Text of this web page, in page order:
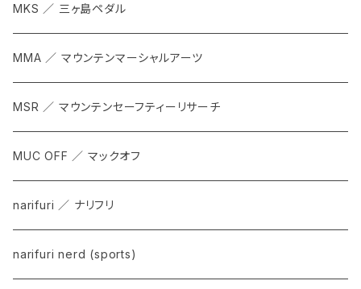
MKS ／ 三ヶ島ペダル
MMA ／ マウンテンマーシャルアーツ
MSR ／ マウンテンセーフティーリサーチ
MUC OFF ／ マックオフ
narifuri ／ ナリフリ
narifuri nerd (sports)